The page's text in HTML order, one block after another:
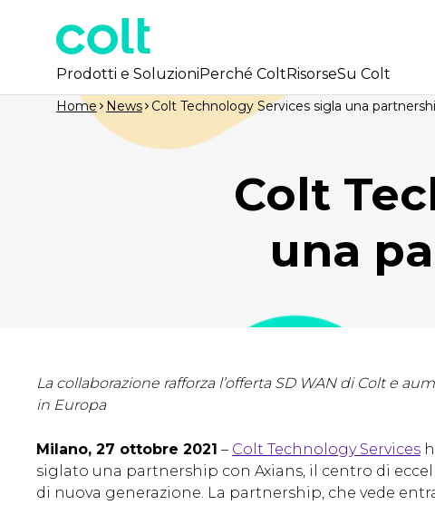
Prodotti e SoluzioniPerché ColtRisorseSu Colt
Colt
una
Home News Colt Technology Services sigla una
La collaborazione rafforza l’offerta SD WAN di Colt e
in Europa
Milano, 27 ottobre 2021 – Colt Technology Services
siglato una partnership con Axians, il centro di
di nuova generazione. La partnership, che vede